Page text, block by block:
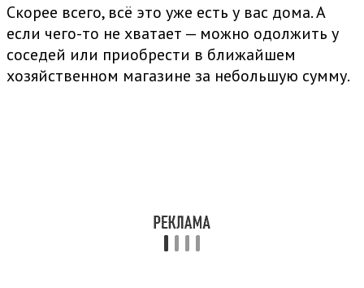
Скорее всего, всё это уже есть у вас дома. А
если чего-то не хватает — можно одолжить у
соседей или приобрести в ближайшем
хозяйственном магазине за небольшую сумму.